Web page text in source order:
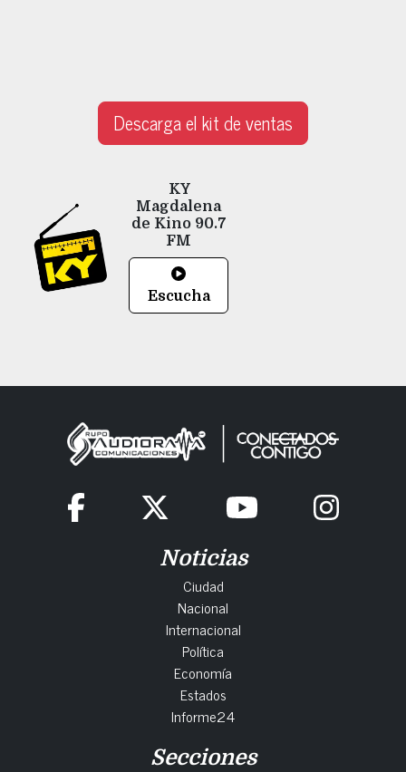
Descarga el kit de ventas
KY
Magdalena
de Kino 90.7
FM
Escucha
Noticias
Ciudad
Nacional
Internacional
Política
Economía
Estados
Informe24
Secciones